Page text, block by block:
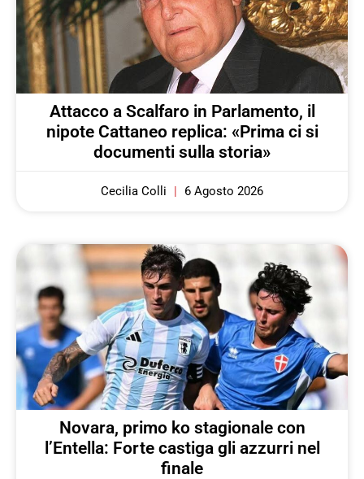
Attacco a Scalfaro in Parlamento, il
nipote Cattaneo replica: «Prima ci si
documenti sulla storia»
Cecilia Colli 6 Agosto 2026
Novara, primo ko stagionale con
l’Entella: Forte castiga gli azzurri nel
finale